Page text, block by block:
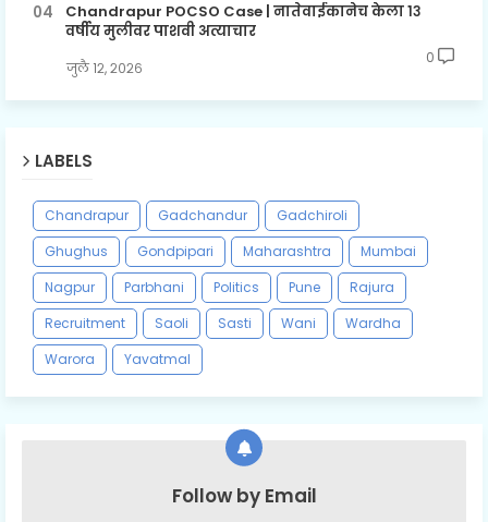
Chandrapur POCSO Case | नातेवाईकानेच केला १३
वर्षीय मुलीवर पाशवी अत्याचार
जुलै १२, २०२६
0
LABELS
Chandrapur Gadchandur
Gadchiroli
Ghughus
Gondpipari Maharashtra
Mumbai
Nagpur
Parbhani Politics Pune
Rajura
Recruitment
Saoli Sasti Wani
Wardha
Warora
Yavatmal
Follow by Email